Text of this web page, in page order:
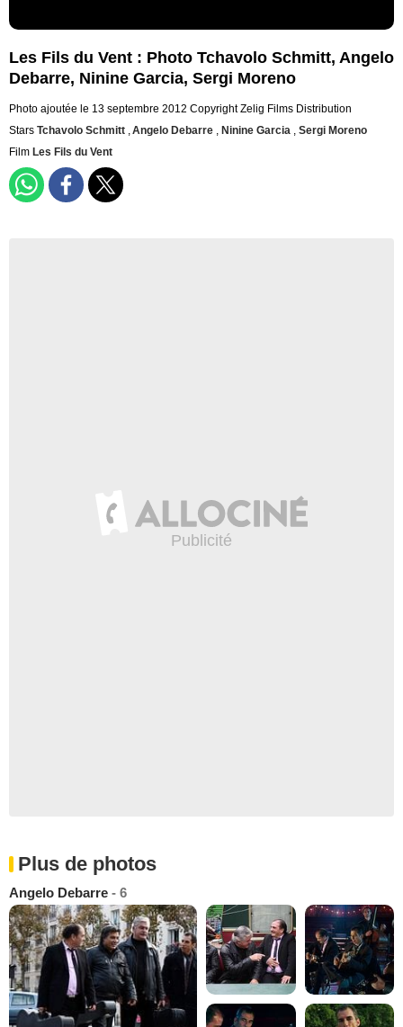
Les Fils du Vent : Photo Tchavolo Schmitt, Angelo
Debarre, Ninine Garcia, Sergi Moreno
Photo ajoutée le 13 septembre 2012 Copyright Zelig Films Distribution
Stars Tchavolo Schmitt ,Angelo Debarre , Ninine Garcia , Sergi Moreno
Film Les Fils du Vent
Plus de photos
Angelo Debarre - 6